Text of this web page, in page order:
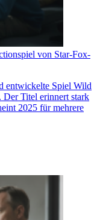
von Star-Fox-
entwickelte Spiel Wild
Der Titel erinnert stark
2025 für mehrere